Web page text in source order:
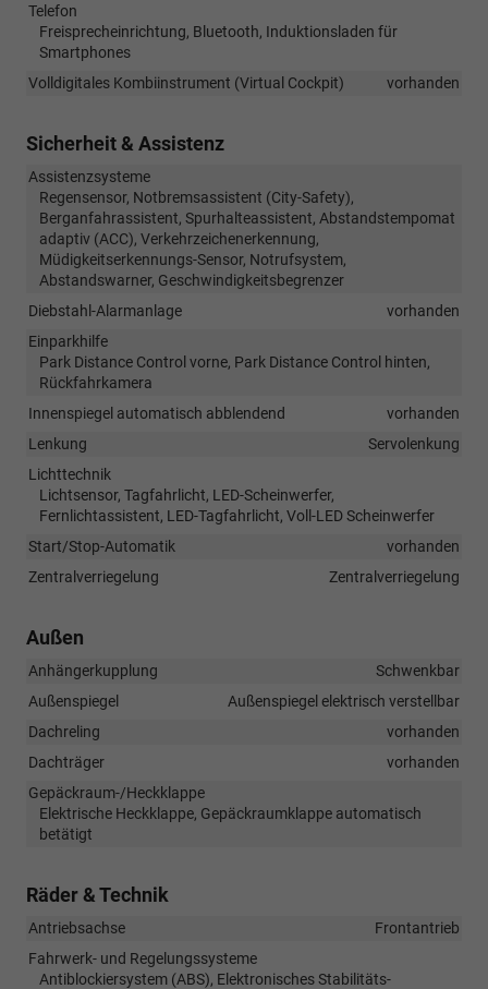
Telefon
Freisprecheinrichtung, Bluetooth, Induktionsladen für
Smartphones
Volldigitales Kombiinstrument (Virtual Cockpit)
vorhanden
Sicherheit & Assistenz
Assistenzsysteme
Regensensor, Notbremsassistent (City-Safety),
Berganfahrassistent, Spurhalteassistent, Abstandstempomat
adaptiv (ACC), Verkehrzeichenerkennung,
Müdigkeitserkennungs-Sensor, Notrufsystem,
Abstandswarner, Geschwindigkeitsbegrenzer
Diebstahl-Alarmanlage
vorhanden
Einparkhilfe
Park Distance Control vorne, Park Distance Control hinten,
Rückfahrkamera
Innenspiegel automatisch abblendend
vorhanden
Lenkung
Servolenkung
Lichttechnik
Lichtsensor, Tagfahrlicht, LED-Scheinwerfer,
Fernlichtassistent, LED-Tagfahrlicht, Voll-LED Scheinwerfer
Start/Stop-Automatik
vorhanden
Zentralverriegelung
Zentralverriegelung
Außen
Anhängerkupplung
Schwenkbar
Außenspiegel
Außenspiegel elektrisch verstellbar
Dachreling
vorhanden
Dachträger
vorhanden
Gepäckraum-/Heckklappe
Elektrische Heckklappe, Gepäckraumklappe automatisch
betätigt
Räder & Technik
Antriebsachse
Frontantrieb
Fahrwerk- und Regelungssysteme
Antiblockiersystem (ABS), Elektronisches Stabilitäts-